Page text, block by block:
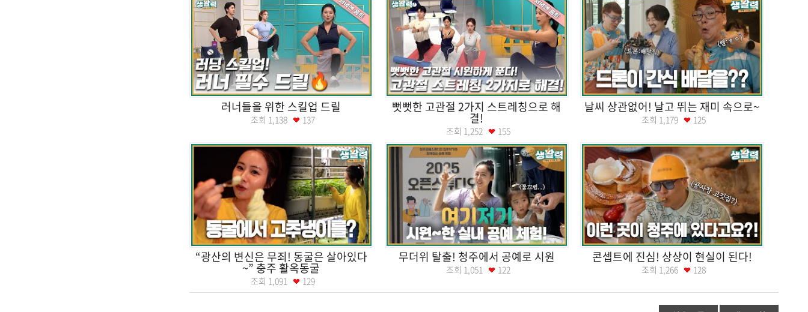
러너들을 위한 스킬업 드릴
조회 1,138 137
뻣뻣한 고관절 2가지 스트레칭으로 해
결!
조회 1,252 155
날씨 상관없어! 날고 뛰는 재미 속으로~
조회 1,179 125
“광산의 변신은 무죄! 동굴은 살아있다
~” 충주 활옥동굴
조회 1,091 129
무더위 탈출! 청주에서 공예로 시원
조회 1,051 122
콘셉트에 진심! 상상이 현실이 된다!
조회 1,266 128